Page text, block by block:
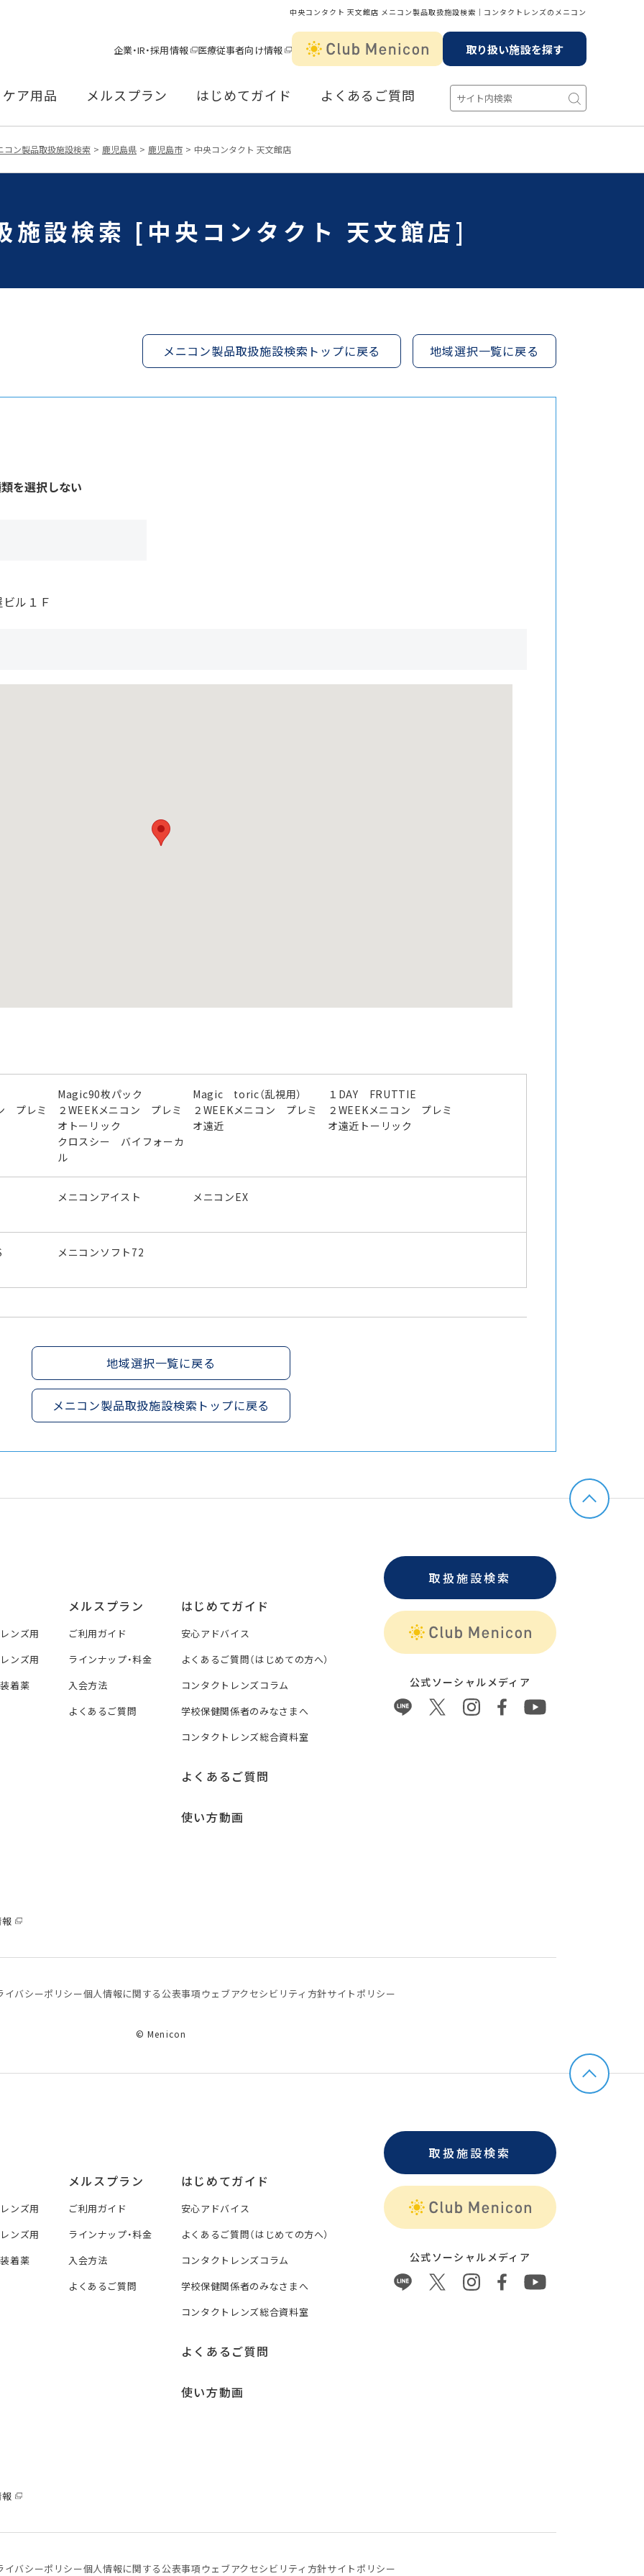
中央コンタクト 天文館店 メニコン製品取扱施設検索│コンタクトレンズのメニコン
企業・IR・採用情報 医療従事者向け情報 取り扱い施設を探す
ケア用品 メルスプラン はじめてガイド よくあるご質問
コン製品取扱施設検索 鹿児島県 鹿児島市 中央コンタクト 天文館店
施設検索 [中央コンタクト 天文館店]
メニコン製品取扱施設検索トップに戻る 地域選択一覧に戻る
を選択しない
ル１Ｆ
Magic90枚パック Magic toric（乱視用）
１DAY FRUTTIE
プレミ
２WEEKメニコン プレミ
オトーリック
２WEEKメニコン プレミ
オ遠近
２WEEKメニコン プレミ
オ遠近トーリック
クロスシー バイフォーカ
ル
メニコンアイスト メニコンEX
メニコンソフト72
地域選択一覧に戻る
メニコン製品取扱施設検索トップに戻る
ンズ用
ンズ用
着薬
メルスプラン
ご利用ガイド
ラインナップ・料金
入会方法
よくあるご質問
はじめてガイド
安心アドバイス
よくあるご質問（はじめての方へ）
コンタクトレンズコラム
学校保健関係者のみなさまへ
コンタクトレンズ総合資料室
よくあるご質問
使い方動画
取扱施設検索
公式ソーシャルメディア
イバシーポリシー個⼈情報に関する公表事項 ウェブアクセシビリティ方針サイトポリシー
© Menicon
ンズ用
ンズ用
着薬
メルスプラン
ご利用ガイド
ラインナップ・料金
入会方法
よくあるご質問
はじめてガイド
安心アドバイス
よくあるご質問（はじめての方へ）
コンタクトレンズコラム
学校保健関係者のみなさまへ
コンタクトレンズ総合資料室
よくあるご質問
使い方動画
取扱施設検索
公式ソーシャルメディア
イバシーポリシー個⼈情報に関する公表事項 ウェブアクセシビリティ方針サイトポリシー